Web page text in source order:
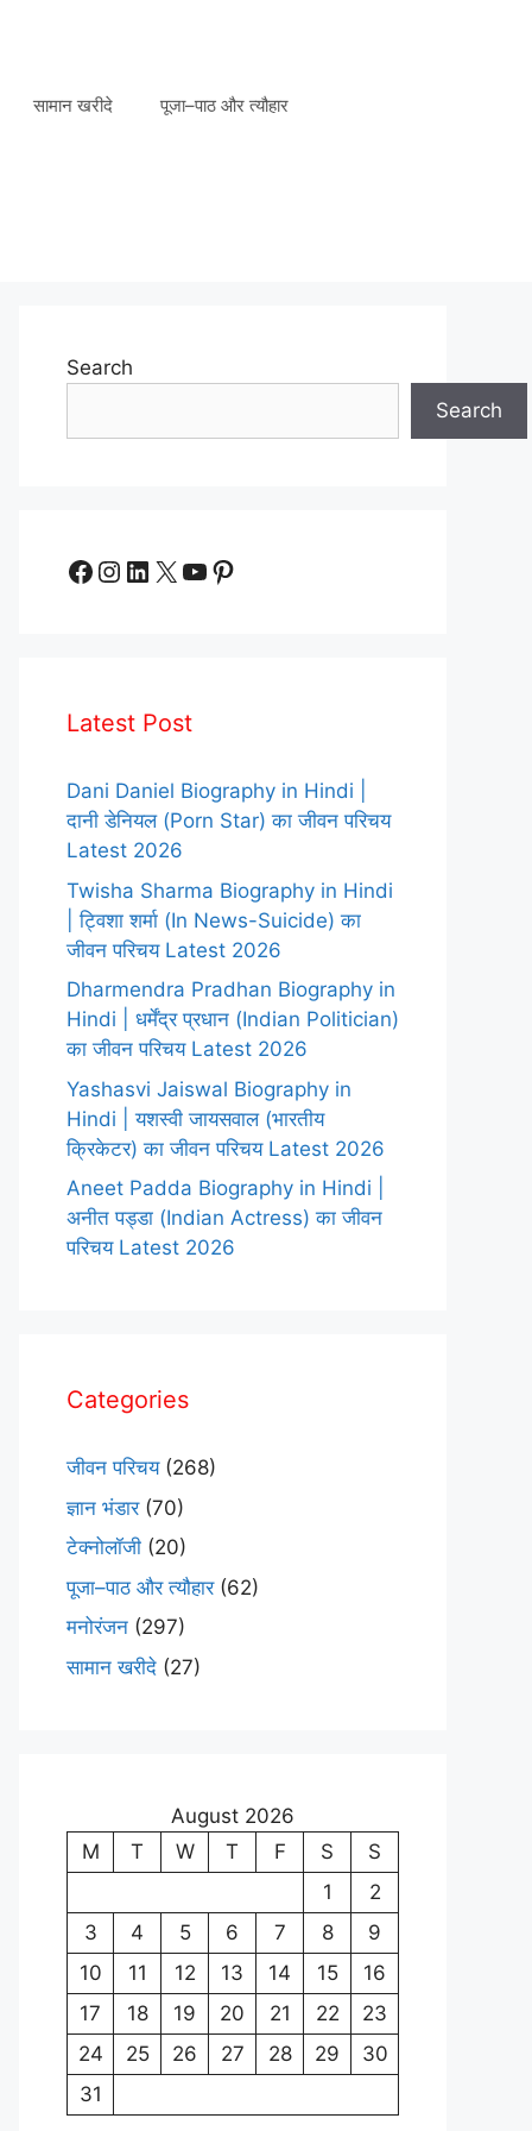
सामान खरीदे पूजा–पाठ और त्यौहार
Search
Search
Facebook
Instagram
LinkedIn
X YouTube
Pinterest
Latest Post
Dani Daniel Biography in Hindi |
दानी डेनियल (Porn Star) का जीवन परिचय
Latest 2026
Twisha Sharma Biography in Hindi
| ट्विशा शर्मा (In News-Suicide) का
जीवन परिचय Latest 2026
Dharmendra Pradhan Biography in
Hindi | धर्मेंद्र प्रधान (Indian Politician)
का जीवन परिचय Latest 2026
Yashasvi Jaiswal Biography in
Hindi | यशस्वी जायसवाल (भारतीय
क्रिकेटर) का जीवन परिचय Latest 2026
Aneet Padda Biography in Hindi |
अनीत पड्डा (Indian Actress) का जीवन
परिचय Latest 2026
Categories
जीवन परिचय(268)
ज्ञान भंडार(70)
टेक्नोलॉजी (20)
पूजा–पाठ और त्यौहार(62)
मनोरंजन (297)
सामान खरीदे (27)
August 2026
M
T W T F S
S
1
2
3
4 5 6 7 8
9
10
11 12 13 14 15
16
17
18 19 20 21 22
23
24
25 26 27 28 29
30
31